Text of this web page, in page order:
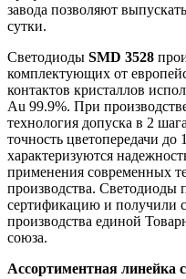
завода позволяют
сутки.
Светодиоды SMD 3528
комплектующих от
контактов кристаллов
Au 99.9%. При
технология допуска в 2
точность цветопередачи
характеризуются
применения современных
производства. Светодиоды
сертификацию и получили
производства единой
союза.
Ассортиментная линейка